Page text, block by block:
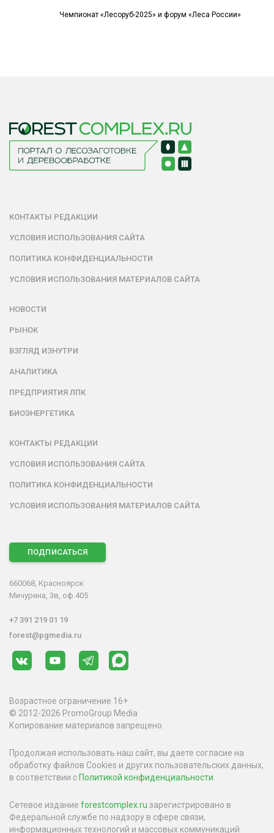
Чемпионат «Лесоруб-2025» и форум «Леса России»
КОНТАКТЫ РЕДАКЦИИ
УСЛОВИЯ ИСПОЛЬЗОВАНИЯ САЙТА
ПОЛИТИКА КОНФИДЕНЦИАЛЬНОСТИ
УСЛОВИЯ ИСПОЛЬЗОВАНИЯ МАТЕРИАЛОВ САЙТА
НОВОСТИ
РЫНОК
ВЗГЛЯД ИЗНУТРИ
АНАЛИТИКА
ПРЕДПРИЯТИЯ ЛПК
БИОЭНЕРГЕТИКА
КОНТАКТЫ РЕДАКЦИИ
УСЛОВИЯ ИСПОЛЬЗОВАНИЯ САЙТА
ПОЛИТИКА КОНФИДЕНЦИАЛЬНОСТИ
УСЛОВИЯ ИСПОЛЬЗОВАНИЯ МАТЕРИАЛОВ САЙТА
ПОДПИСАТЬСЯ
660068, Красноярск
Мичурина, 3в, оф.405
+7 391 219 01 19
forest@pgmedia.ru
Возрастное ограничение 16+
© 2012-2026 PromoGroup Media
Копирование материалов запрещено.
Продолжая использовать наш сайт, вы даете согласие на
обработку файлов Cookies и других пользовательских данных,
в соответствии с Политикой конфиденциальности
Сетевое издание forestcomplex.ru зарегистрировано в
Федеральной службе по надзору в сфере связи,
информационных технологий и массовых коммуникаций